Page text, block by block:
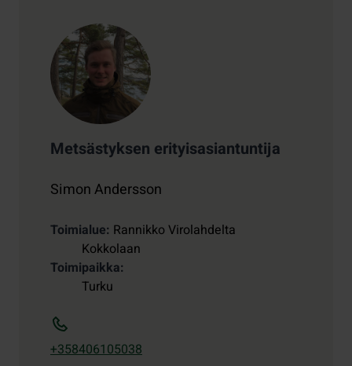
Metsästyksen erityisasiantuntija
Simon Andersson
Toimialue Rannikko Virolahdelta
Kokkolaan
Toimipaikka
Turku
+358406105038